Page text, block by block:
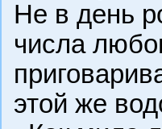
Не в день
числа
этой же